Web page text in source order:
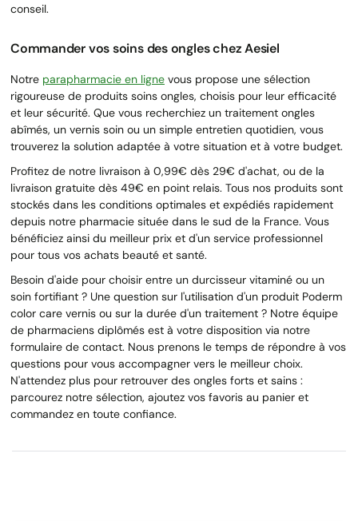
conseil.
Commander vos soins des ongles chez Aesiel
Notre parapharmacie en ligne vous propose une sélection
rigoureuse de produits soins ongles, choisis pour leur efficacité
et leur sécurité. Que vous recherchiez un traitement ongles
abîmés, un vernis soin ou un simple entretien quotidien, vous
trouverez la solution adaptée à votre situation et à votre budget.
Profitez de notre livraison à 0,99€ dès 29€ d'achat, ou de la
livraison gratuite dès 49€ en point relais. Tous nos produits sont
stockés dans les conditions optimales et expédiés rapidement
depuis notre pharmacie située dans le sud de la France. Vous
bénéficiez ainsi du meilleur prix et d'un service professionnel
pour tous vos achats beauté et santé.
Besoin d'aide pour choisir entre un durcisseur vitaminé ou un
soin fortifiant ? Une question sur l'utilisation d'un produit Poderm
color care vernis ou sur la durée d'un traitement ? Notre équipe
de pharmaciens diplômés est à votre disposition via notre
formulaire de contact. Nous prenons le temps de répondre à vos
questions pour vous accompagner vers le meilleur choix.
N'attendez plus pour retrouver des ongles forts et sains :
parcourez notre sélection, ajoutez vos favoris au panier et
commandez en toute confiance.